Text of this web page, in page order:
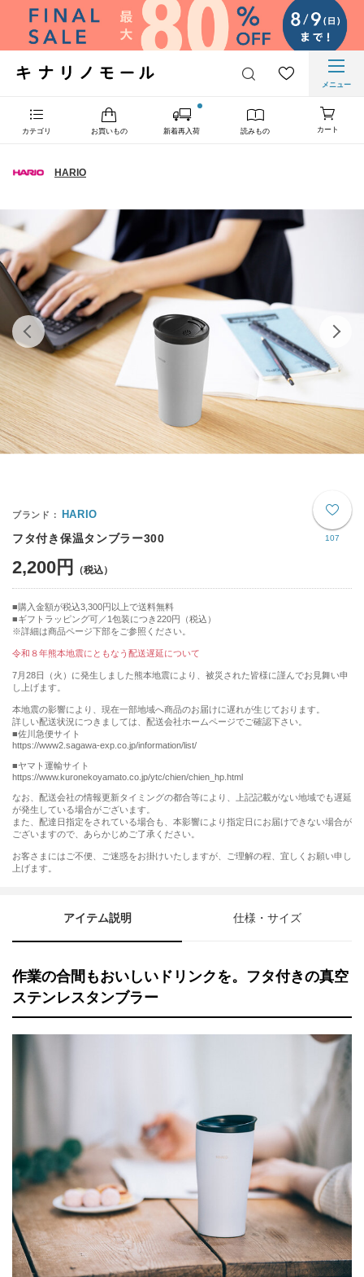
メニュー
カテゴリ お買いもの 新着再入荷 読みもの カート
HARIO
107
HARIO
フタ付き保温タンブラー300
2,200円
購入金額が税込3,300円以上で送料無料
ギフトラッピング可／1包装につき220円（税込）
※詳細は商品ページ下部をご参照ください。
令和８年熊本地震にともなう配送遅延について
7月28日（火）に発生しました熊本地震により、被災された皆様に謹んでお見舞い申
し上げます。
本地震の影響により、現在一部地域へ商品のお届けに遅れが生じております。
詳しい配送状況につきましては、配送会社ホームページでご確認下さい。
■佐川急便サイト
https://www2.sagawa-exp.co.jp/information/list/
■ヤマト運輸サイト
https://www.kuronekoyamato.co.jp/ytc/chien/chien_hp.html
なお、配送会社の情報更新タイミングの都合等により、上記記載がない地域でも遅延
が発生している場合がございます。
また、配達日指定をされている場合も、本影響により指定日にお届けできない場合が
ございますので、あらかじめご了承ください。
お客さまにはご不便、ご迷惑をお掛けいたしますが、ご理解の程、宜しくお願い申し
上げます。
アイテム説明 仕様・サイズ
作業の合間もおいしいドリンクを。フタ付きの真空
ステンレスタンブラー